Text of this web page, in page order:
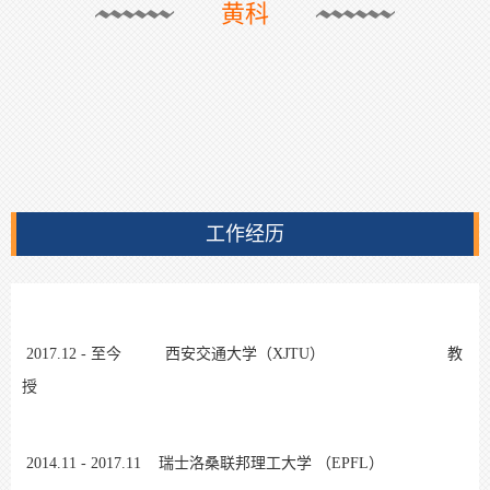
黄科
工作经历
2017.12 - 至今 西安交通大学（XJTU） 教
授
2014.11 - 2017.11 瑞士洛桑联邦理工大学 （EPFL）